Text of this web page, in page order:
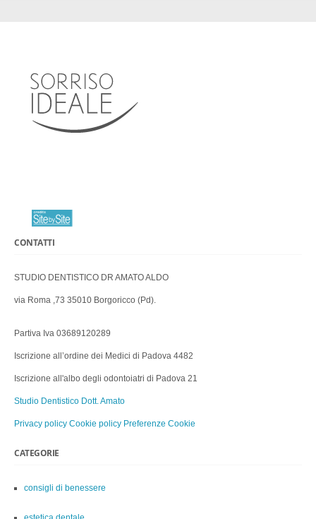
CONTATTI
STUDIO DENTISTICO DR AMATO ALDO
via Roma ,73 35010 Borgoricco (Pd).
Partiva Iva 03689120289
Iscrizione all’ordine dei Medici di Padova 4482
Iscrizione all'albo degli odontoiatri di Padova 21
Studio Dentistico Dott. Amato
Privacy policy Cookie policy Preferenze Cookie
CATEGORIE
consigli di benessere